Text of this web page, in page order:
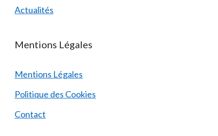
Actualités
Mentions Légales
Mentions Légales
Politique des Cookies
Contact